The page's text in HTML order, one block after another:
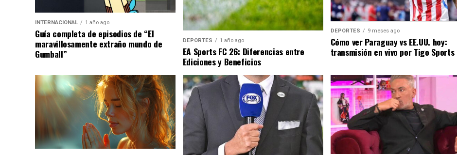
INTERNACIONAL 1 año ago
Guía completa de episodios de “El
maravillosamente extraño mundo de
Gumball”
DEPORTES 1 año ago
EA Sports FC 26: Diferencias entre
Ediciones y Beneficios
DEPORTES 9 meses ago
Cómo ver Paraguay vs EE.UU. hoy:
transmisión en vivo por Tigo Sports